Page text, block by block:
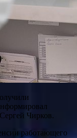
Чирков.
работающего